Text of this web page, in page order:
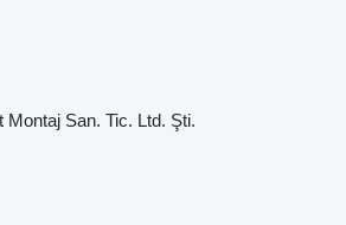
San. Tic. Ltd. Şti.